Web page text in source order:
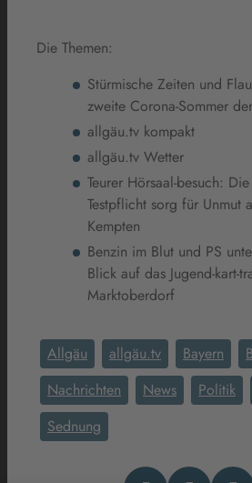
Die Themen:
Stürmische Zeiten und
zweite Corona-Sommer
allgäu.tv kompakt
allgäu.tv Wetter
Teurer Hörsaal-besuch:
Testpflicht sorg für Unmut
Kempten
Benzin im Blut und PS
Blick auf das Jugend-kart-
Marktoberdorf
Allgäu allgäu.tv Bayern
Nachrichten
News Politik
Sednung